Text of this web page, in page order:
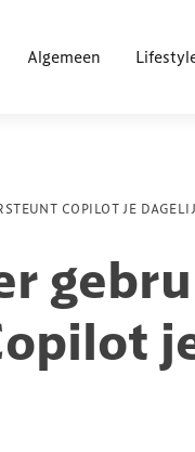
Algemeen
COPILOT JE